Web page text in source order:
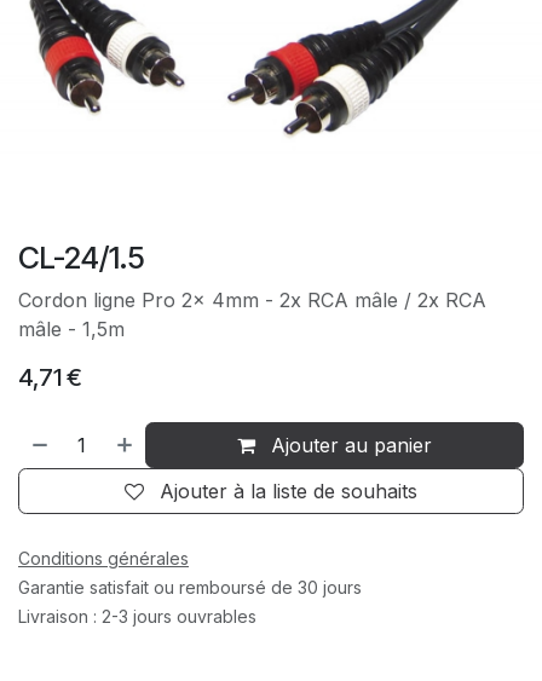
CL-24/1.5
Cordon ligne Pro 2x 4mm - 2x RCA mâle / 2x RCA
mâle - 1,5m
4,71€
Ajouter au panier
Ajouter à la liste de souhaits
Conditions générales
Garantie satisfait ou remboursé de 30 jours
Livraison : 2-3 jours ouvrables